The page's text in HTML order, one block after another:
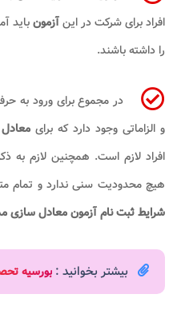
افراد برای شرکت در اینآزمونباید
را داشته باشند.
در مجموع برای ورود به
و الزاماتی وجود دارد که برای
افراد لازم است. همچنین لازم
هیچ محدودیت سنی ندارد و تمام
شرایط ثبت نام آزمون معادل سازی
بیشتر بخوانید : بورسیه